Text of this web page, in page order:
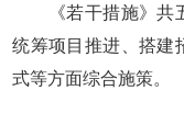
《若干措施》共五
统筹项目推进、搭建
式等方面综合施策。